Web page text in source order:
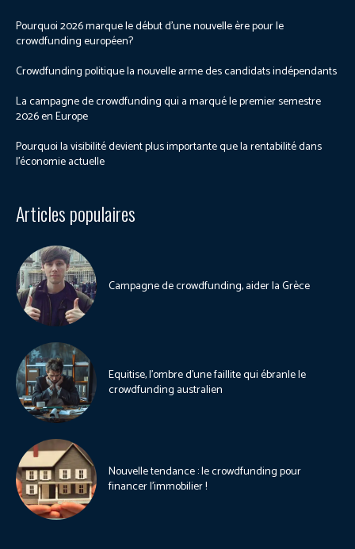
Pourquoi 2026 marque le début d’une nouvelle ère pour le
crowdfunding européen?
Crowdfunding politique la nouvelle arme des candidats indépendants
La campagne de crowdfunding qui a marqué le premier semestre
2026 en Europe
Pourquoi la visibilité devient plus importante que la rentabilité dans
l’économie actuelle
Articles populaires
Campagne de crowdfunding, aider la Grèce
Equitise, l’ombre d’une faillite qui ébranle le
crowdfunding australien
Nouvelle tendance : le crowdfunding pour
financer l’immobilier !